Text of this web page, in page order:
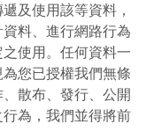
及使用該等資料，
料、進行網路行為
使用。任何資料一
您已授權我們無條
散布、發行、公開
為，我們並得將前